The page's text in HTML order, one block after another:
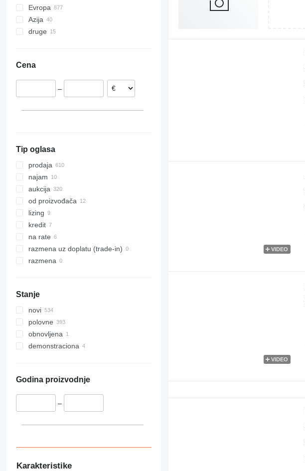
Evropa
Holandija
Italija
Francuska
Azija
Japan
druge
Cena
–
Tip oglasa
prodaja
najam
aukcija
od proizvođača
lizing
kredit
na rate
razmena uz doplatu (trade-in)
razmena
Stanje
novi
polovne
obnovljena
demonstraciona
Godina proizvodnje
–
Karakteristike
VIDEO
VIDEO